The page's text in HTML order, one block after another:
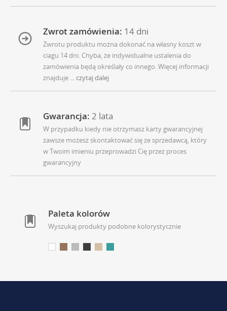
Zwrot zamówienia: 14 dni
Zwrotu produktu można dokonać na własny koszt w
ciagu 14 dni. Chyba, że indywidualne ustalenia do
zamówienia będą określały co innego. Więcej informacji
znajduje ... czytaj dalej
Gwarancja: 2 lata
W przypadku kiedy nie otrzymasz karty gwarancyjnej
zawsze możesz skontaktować się ze sprzedawcą, który
w Twoim imieniu przeprowadzi Cię przez proces
gwarancyjny
Paleta kolorów
Wyszukaj produkty podobne kolorystycznie